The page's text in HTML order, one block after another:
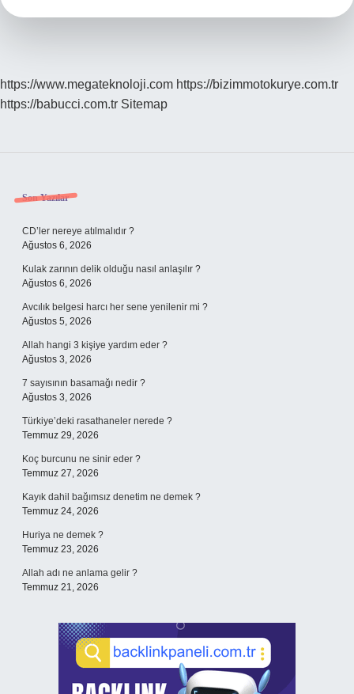
https://www.megateknoloji.com https://bizimmotokurye.com.tr
https://babucci.com.tr Sitemap
Sidebar
Son Yazılar
CD’ler nereye atılmalıdır ?
Ağustos 6, 2026
Kulak zarının delik olduğu nasıl anlaşılır ?
Ağustos 6, 2026
Avcılık belgesi harcı her sene yenilenir mi ?
Ağustos 5, 2026
Allah hangi 3 kişiye yardım eder ?
Ağustos 3, 2026
7 sayısının basamağı nedir ?
Ağustos 3, 2026
Türkiye’deki rasathaneler nerede ?
Temmuz 29, 2026
Koç burcunu ne sinir eder ?
Temmuz 27, 2026
Kayık dahil bağımsız denetim ne demek ?
Temmuz 24, 2026
Huriya ne demek ?
Temmuz 23, 2026
Allah adı ne anlama gelir ?
Temmuz 21, 2026